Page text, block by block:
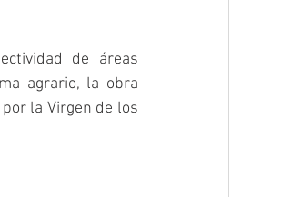
de áreas
agrario, la obra
la Virgen de los